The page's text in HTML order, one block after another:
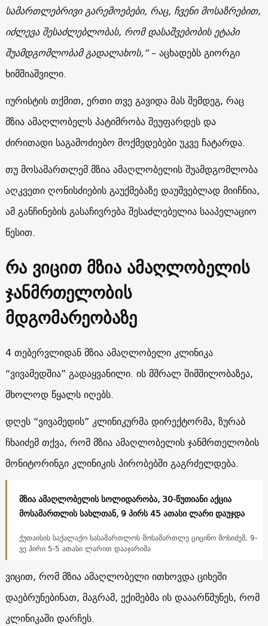
სამართლებრივი გარემოებები, რაც, ჩვენი მოსაზრებით,
იძლევა შესაძლებლობას, რომ დასაშვებობის ეტაპი
შუამდგომლობამ გადალახოს,“– აცხადებს გიორგი
ხიმშიაშვილი.
იურისტის თქმით, ერთი თვე გავიდა მას შემდეგ, რაც
მზია ამაღლობელს პატიმრობა შეუფარდეს და
ძირითადი საგამოძიებო მოქმედებები უკვე ჩატარდა.
თუ მოსამართლემ მზია ამაღლობელის შუამდგომლობა
აღკვეთი ღონისძიების გაუქმებაზე დაუშვებლად მიიჩნია,
ამ განჩინების გასაჩივრება შესაძლებელია სააპელაციო
წესით.
რა ვიცით მზია ამაღლობელის
ჯანმრთელობის
მდგომარეობაზე
4 თებერვლიდან მზია ამაღლობელი კლინიკა
“ვივამედშია” გადაყვანილი. ის მშრალ შიმშილობაზეა,
მხოლოდ წყალს იღებს.
დღეს “ვივამედის” კლინიკურმა დირექტორმა, ზურაბ
ჩხაიძემ თქვა, რომ მზია ამაღლობელის ჯანმრთელობის
მონიტორინგი კლინიკის პირობებში გაგრძელდება.
მზია ამაღლობელის სოლიდარობა, 30-წუთიანი აქცია
მოსამართლის სახლთან, 9 პირს 45 ათასი ლარი დაუჯდა
ქუთაისის საქალაქო სასამართლოს მოსამართლე ციცინო მოსიძემ, 9-
ვე პირი 5-5 ათასი ლარით დააჯარიმა
ვიცით, რომ მზია ამაღლობელი ითხოვდა ციხეში
დაებრუნებინათ, მაგრამ, ექიმებმა ის დააარწმუნეს, რომ
კლინიკაში დარჩეს.